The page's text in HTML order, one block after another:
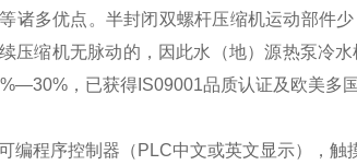
诸多优点。半封闭双螺杆压缩机运动部件
压缩机无脉动的，因此水（地）源热泵冷
，已获得IS09001品质认证及欧美多
编程序控制器（PLC中文或英文显示），